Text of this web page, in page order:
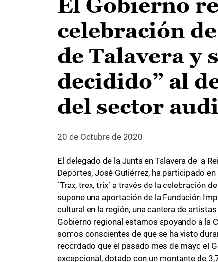
El Gobierno
celebración
de Talavera y
decidido” al
del sector
20 de Octubre de 2020
El delegado de la Junta en Talavera de la
Deportes, José Gutiérrez, ha participado
`Trax, trex, trix´ a través de la celebración
supone una aportación de la Fundación
cultural en la región, una cantera de
Gobierno regional estamos apoyando a la
somos conscientes de que se ha visto
recordado que el pasado mes de mayo el
excepcional, dotado con un montante de